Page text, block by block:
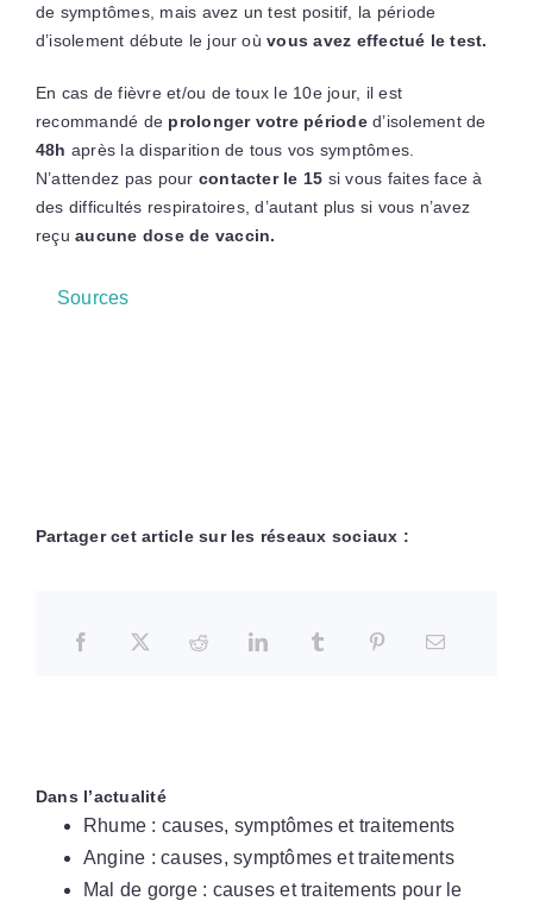
de symptômes, mais avez un test positif, la période
d’isolement débute le jour oùvous avez effectué le test.
En cas de fièvre et/ou de toux le 10e jour, il est
recommandé de prolonger votre périoded’isolement de
48h après la disparition de tous vos symptômes.
N’attendez pas pour contacter le 15 si vous faites face à
des difficultés respiratoires, d’autant plus si vous n’avez
reçuaucune dose de vaccin.
Sources
Partager cet article sur les réseaux sociaux :
Dans l’actualité
Rhume : causes, symptômes et traitements
Angine : causes, symptômes et traitements
Mal de gorge : causes et traitements pour le